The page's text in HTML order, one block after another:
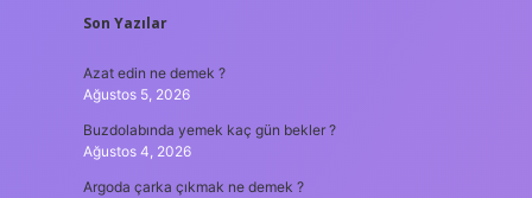
SIDEBAR
Son Yazılar
Azat edin ne demek ?
Ağustos 5, 2026
Buzdolabında yemek kaç gün bekler ?
Ağustos 4, 2026
Argoda çarka çıkmak ne demek ?